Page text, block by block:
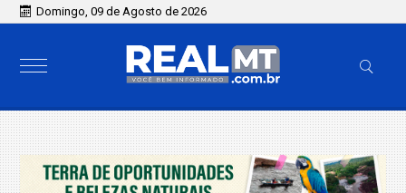
Domingo, 09 de Agosto de 2026